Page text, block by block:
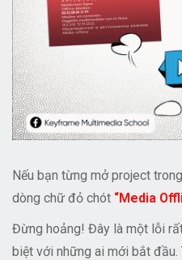
Nếu bạn từng mở project
dòng chữ đỏ chót “Media
Đừng hoảng! Đây là một lỗi
biệt với những ai mới bắt đầu.